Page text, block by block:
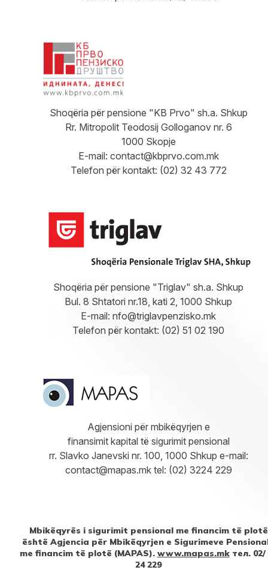
Shoqëria për pensione "KB Prvo" sh.a. Shkup
Rr. Mitropolit Teodosij Golloganov nr. 6
1000 Skopje
E-mail: contact@kbprvo.com.mk
Telefon për kontakt: (02) 32 43 772
Shoqëria për pensione "Triglav" sh.a. Shkup
Bul. 8 Shtatori nr.18, kati 2, 1000 Shkup
E-mail: nfo@triglavpenzisko.mk
Telefon për kontakt: (02) 51 02 190
Agjensioni për mbikëqyrjen e
finansimit kapital të sigurimit pensional
rr. Slavko Janevski nr. 100, 1000 Shkup e-mail:
contact@mapas.mk tel: (02) 3224 229
Mbikëqyrës i sigurimit pensional me financim të plotë
është Agjencia për Mbikëqyrjen e Sigurimeve
me financim të plotë (MAPAS). www.mapas.mkтел. 02/
24 229